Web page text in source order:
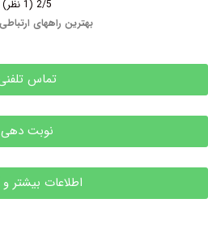
بهترین راههای ارتباطی این دکتر
تماس تلفنی
نوبت دهی
اطلاعات بیشتر و آدرس